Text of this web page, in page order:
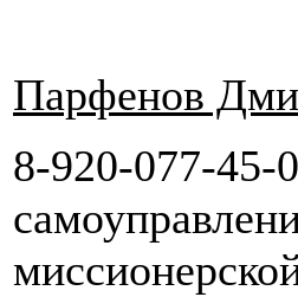
Парфенов
8-920-077-45-